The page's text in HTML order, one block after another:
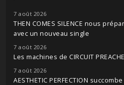
7 août 2026
THEN COMES SILENCE nous
avec un nouveau single
7 août 2026
Les machines de CIRCUIT
7 août 2026
AESTHETIC PERFECTION